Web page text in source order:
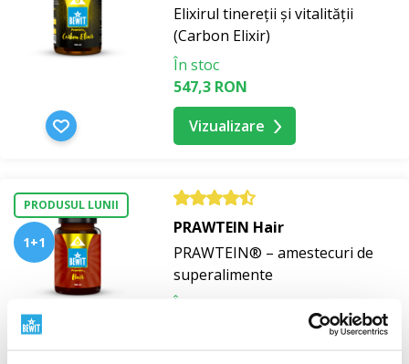
Elixirul tinereții și vitalității
(Carbon Elixir)
În stoc
547,3 RON
Vizualizare
PRODUSUL LUNII
1+1
PRAWTEIN Hair
PRAWTEIN® – amestecuri de
superalimente
În stoc